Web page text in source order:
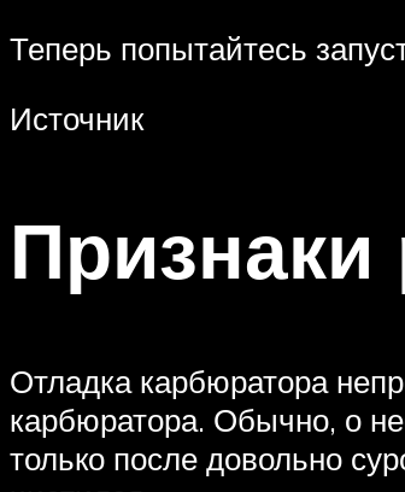
Теперь попытайтесь
Источник
Признаки
Отладка карбюратора
карбюратора. Обычно, о
только после довольно